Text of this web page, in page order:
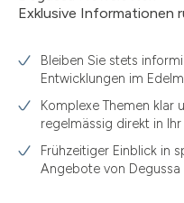
Exklusive Informationen
Bleiben Sie stets
Entwicklungen im
Komplexe Themen klar
regelmässig direkt in
Frühzeitiger Einblick in
Angebote von Degussa